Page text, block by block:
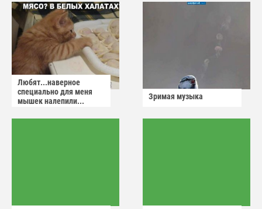
Любят...наверное
специально для меня
мышек налепили...
Зримая музыка